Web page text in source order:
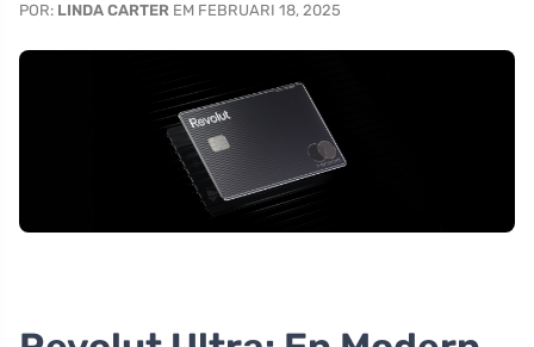
POR: LINDA CARTER EM FEBRUARI 18, 2025